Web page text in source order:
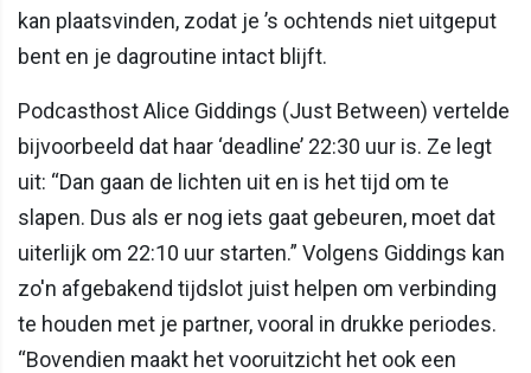
kan plaatsvinden, zodat je ’s ochtends niet uitgeput
bent en je dagroutine intact blijft.
Podcasthost Alice Giddings (Just Between) vertelde
bijvoorbeeld dat haar ‘deadline’ 22:30 uur is. Ze legt
uit: “Dan gaan de lichten uit en is het tijd om te
slapen. Dus als er nog iets gaat gebeuren, moet dat
uiterlijk om 22:10 uur starten.” Volgens Giddings kan
zo'n afgebakend tijdslot juist helpen om verbinding
te houden met je partner, vooral in drukke periodes.
“Bovendien maakt het vooruitzicht het ook een